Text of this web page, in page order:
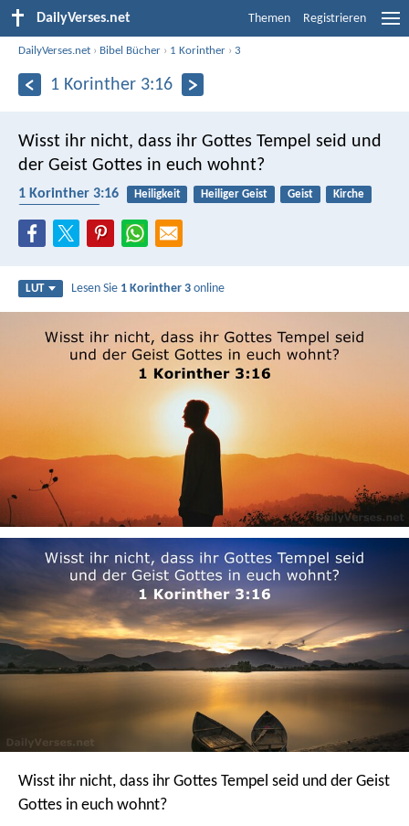
DailyVerses.net Themen Registrieren
DailyVerses.net › Bibel Bücher › 1 Korinther ›3
1 Korinther 3:16
Wisst ihr nicht, dass ihr Gottes Tempel seid und
der Geist Gottes in euch wohnt?
1 Korinther 3:16 Heiligkeit Heiliger Geist Geist
Kirche
LUT Lesen Sie 1 Korinther 3 online
Wisst ihr nicht, dass ihr Gottes Tempel seid und der Geist
Gottes in euch wohnt?